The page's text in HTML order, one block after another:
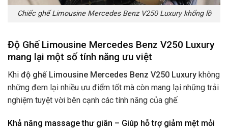
Chiếc ghế Limousine Mercedes Benz V250 Luxury khổng lồ
Độ Ghế Limousine Mercedes Benz V250 Luxury
mang lại một số tính năng ưu việt
Khi độ ghế Limousine Mercedes Benz V250 Luxury không
những đem lại nhiều ưu điểm tốt mà còn mang lại những trải
nghiệm tuyệt vời bên cạnh các tính năng của ghế.
Khả năng massage thư giãn – Giúp hỗ trợ giảm mệt mỏi